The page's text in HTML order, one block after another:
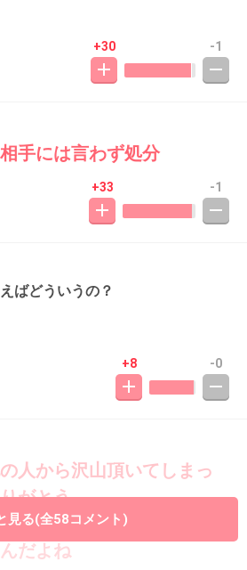
+30 -1
手には言わず処分
+33 -1
ばどういうの？
+8 -0
人から沢山頂いてしまっ
がとう
だよね
見る(全58コメント)